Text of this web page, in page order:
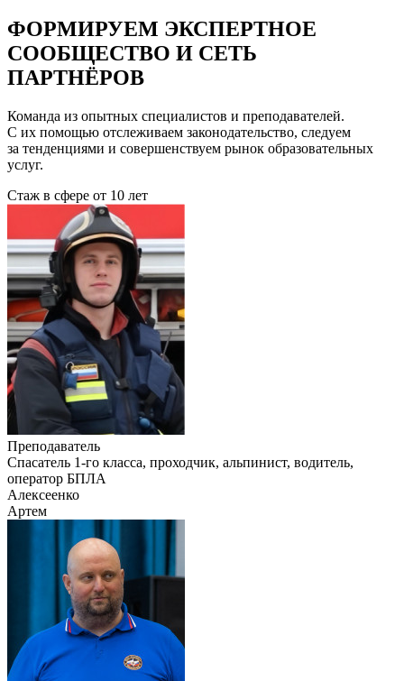
ФОРМИРУЕМ ЭКСПЕРТНОЕ
СООБЩЕСТВО И СЕТЬ
ПАРТНЁРОВ
Команда из опытных специалистов и преподавателей.
С их помощью отслеживаем законодательство, следуем
за тенденциями и совершенствуем рынок образовательных
услуг.
Стаж в сфере от 10 лет
Преподаватель
Cпасатель 1-го класса, проходчик, альпинист, водитель,
оператор БПЛА
Алексеенко
Артем